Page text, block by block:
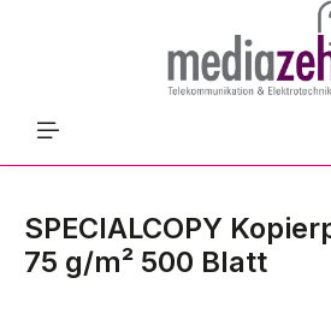
SPECIALCOPY
75 g/m² 500 Blatt